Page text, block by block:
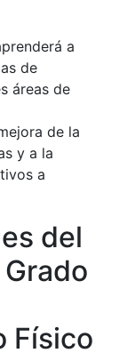
a
de
áreas de
de la
y a la
a
del
Físico